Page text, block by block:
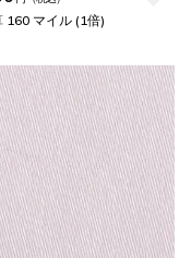
160 マイル (1倍)